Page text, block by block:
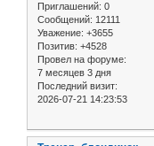
Приглашений: 0
Сообщений: 12111
Уважение: +3655
Позитив: +4528
Провел на форуме:
7 месяцев 3 дня
Последний визит:
2026-07-21 14:23:53